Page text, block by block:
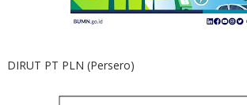
DIRUT PT PLN (Persero)